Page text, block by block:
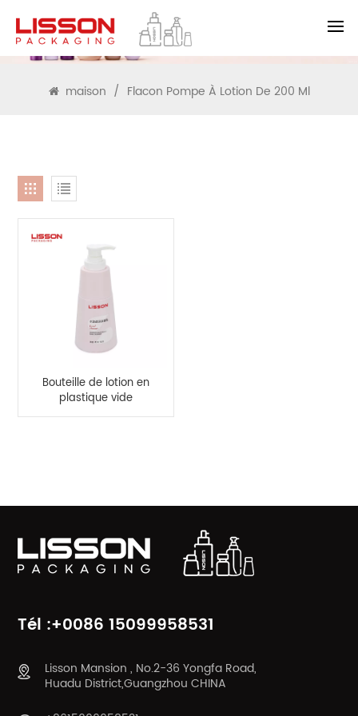
RECHERCHE
maison / Flacon Pompe À Lotion De 200 Ml
Bouteille de lotion en
plastique vide
personnalisée 200 ml,
Tél :+0086 15099958531
Lisson Mansion , No.2-36 Yongfa Road,
Huadu District,Guangzhou CHINA